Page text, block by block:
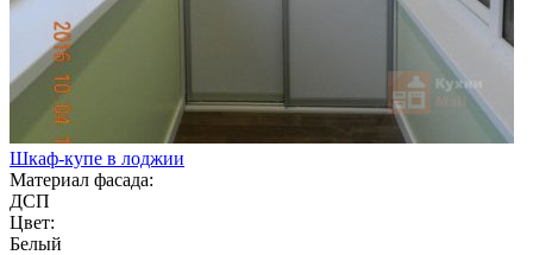
Шкаф-купе в лоджии
Материал фасада:
ДСП
Цвет:
Белый